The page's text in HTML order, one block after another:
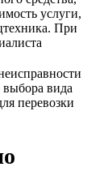
услуги,
При
вида
перевозки